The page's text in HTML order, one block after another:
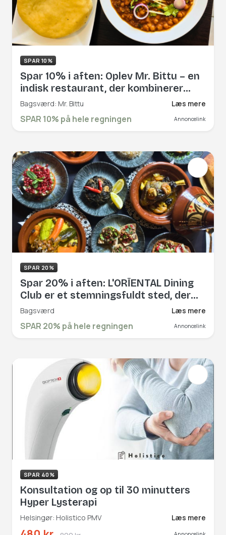
SPAR 10%
Spar 10% i aften: Oplev Mr. Bittu – en
indisk restaurant, der kombinerer
traditionel indisk gæstfrihed med
afslappede omgivelser. Book hér og
få rabat på hele regningen!
Bagsværd: Mr. Bittu Læs mere
SPAR 10% på hele regningen Annoncelink
SPAR 20%
Spar 20% i aften: L'ORÏENTAL Dining
Club er et stemningsfuldt sted, der
bringer de rige smage og den
kulturelle arv fra det orientalske
køkken til live. Book hér og få rabat på
Bagsværd Læs mere
SPAR 20% på hele regningen Annoncelink
SPAR 40%
Konsultation og op til 30 minutters
Hyper Lysterapi
Helsingør: Holistico PMV Læs mere